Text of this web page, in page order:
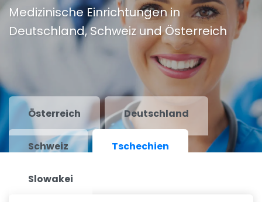
Medizinische Einrichtungen in
Deutschland, Schweiz und Österreich
Österreich Deutschland
Schweiz Tschechien
Slowakei